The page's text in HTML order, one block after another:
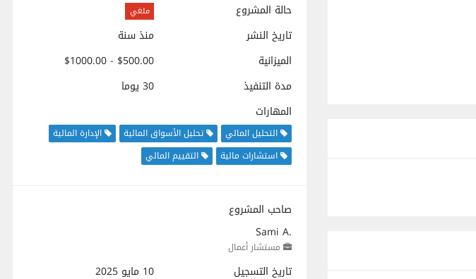
حالة المشروع ملغي
تاريخ النشر
منذ سنة
الميزانية
$500.00 - $1000.00
مدة التنفيذ
30 يوما
المهارات
التحليل المالي تحليل الأسواق المالية
الإدارة المالية
استشارات مالية
التقييم المالي
صاحب المشروع
Sami A.
مستشار أعمال
تاريخ التسجيل
10 مايو 2025